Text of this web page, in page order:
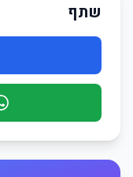
שתף